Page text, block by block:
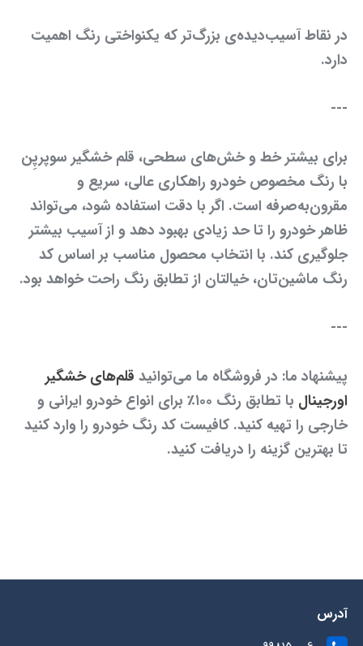
در نقاط آسیب‌دیده‌ی بزرگ‌تر که یکنواختی رنگ اهمیت
دارد.
---
برای بیشتر خط و خش‌های سطحی، قلم خشگیر سوپرپِن
با رنگ مخصوص خودرو راهکاری عالی، سریع و
مقرون‌به‌صرفه است. اگر با دقت استفاده شود، می‌تواند
ظاهر خودرو را تا حد زیادی بهبود دهد و از آسیب بیشتر
جلوگیری کند. با انتخاب محصول مناسب بر اساس کد
رنگ ماشین‌تان، خیالتان از تطابق رنگ راحت خواهد بود.
---
پیشنهاد ما: در فروشگاه ما می‌توانید قلم‌های خشگیر
اورجینال
با تطابق رنگ ۱۰۰٪ برای انواع خودرو ایرانی و
خارجی را تهیه کنید. کافیست کد رنگ خودرو را وارد کنید
تا بهترین گزینه را دریافت کنید.
آدرس